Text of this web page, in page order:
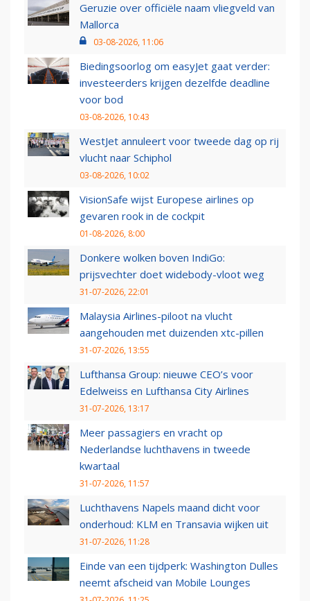
Geruzie over officiële naam vliegveld van
Mallorca
03-08-2026, 11:06
Biedingsoorlog om easyJet gaat verder:
investeerders krijgen dezelfde deadline
voor bod
03-08-2026, 10:43
WestJet annuleert voor tweede dag op rij
vlucht naar Schiphol
03-08-2026, 10:02
VisionSafe wijst Europese airlines op
gevaren rook in de cockpit
01-08-2026, 8:00
Donkere wolken boven IndiGo:
prijsvechter doet widebody-vloot weg
31-07-2026, 22:01
Malaysia Airlines-piloot na vlucht
aangehouden met duizenden xtc-pillen
31-07-2026, 13:55
Lufthansa Group: nieuwe CEO’s voor
Edelweiss en Lufthansa City Airlines
31-07-2026, 13:17
Meer passagiers en vracht op
Nederlandse luchthavens in tweede
kwartaal
31-07-2026, 11:57
Luchthavens Napels maand dicht voor
onderhoud: KLM en Transavia wijken uit
31-07-2026, 11:28
Einde van een tijdperk: Washington Dulles
neemt afscheid van Mobile Lounges